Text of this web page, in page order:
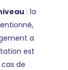
: la
a
est
de